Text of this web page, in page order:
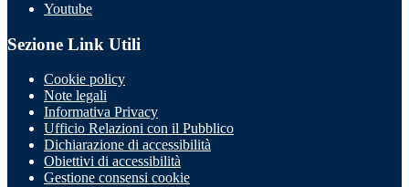
Youtube
Sezione Link Utili
Cookie policy
Note legali
Informativa Privacy
Ufficio Relazioni con il Pubblico
Dichiarazione di accessibilità
Obiettivi di accessibilità
Gestione consensi cookie